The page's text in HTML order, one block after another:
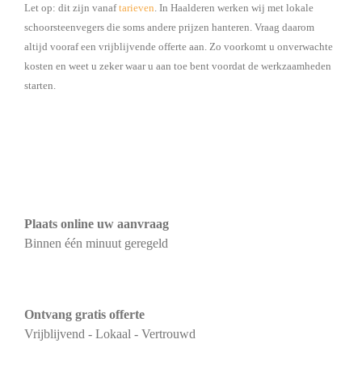
Let op: dit zijn vanaftarieven. In Haalderen werken wij met lokale
schoorsteenvegers die soms andere prijzen hanteren. Vraag daarom
altijd vooraf een vrijblijvende offerte aan. Zo voorkomt u onverwachte
kosten en weet u zeker waar u aan toe bent voordat de werkzaamheden
starten.
Plaats online uw aanvraag
Binnen één minuut geregeld
Ontvang gratis offerte
Vrijblijvend - Lokaal - Vertrouwd